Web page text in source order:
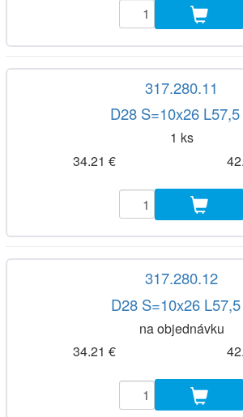
317.280.11
D28 S=10x26
1 ks
34.21 €
317.280.12
D28 S=10x26
na objednávku
34.21 €